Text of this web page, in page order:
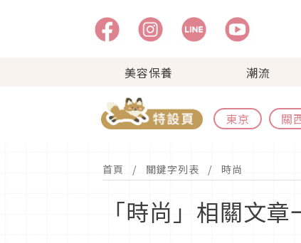
美容保養 潮流
東京 關
首頁 關鍵字列表 時尚
「時尚」相關文章